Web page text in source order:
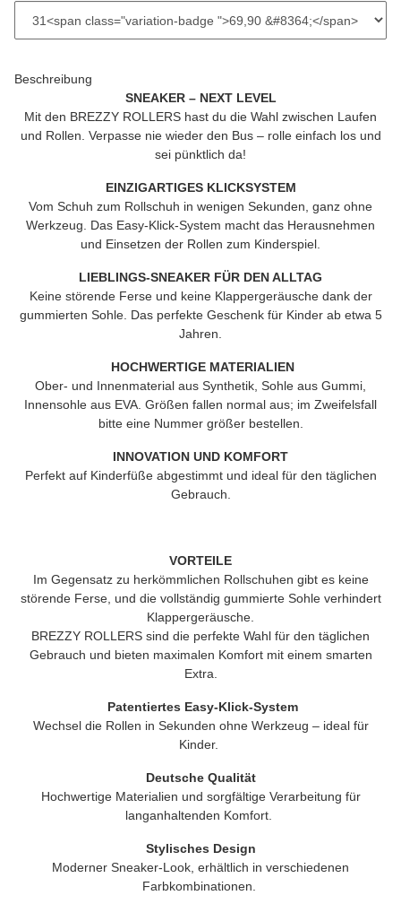
Beschreibung
SNEAKER – NEXT LEVEL
Mit den BREZZY ROLLERS hast du die Wahl zwischen Laufen
und Rollen. Verpasse nie wieder den Bus – rolle einfach los und
sei pünktlich da!
EINZIGARTIGES KLICKSYSTEM
Vom Schuh zum Rollschuh in wenigen Sekunden, ganz ohne
Werkzeug. Das Easy-Klick-System macht das Herausnehmen
und Einsetzen der Rollen zum Kinderspiel.
LIEBLINGS-SNEAKER FÜR DEN ALLTAG
Keine störende Ferse und keine Klappergeräusche dank der
gummierten Sohle. Das perfekte Geschenk für Kinder ab etwa 5
Jahren.
HOCHWERTIGE MATERIALIEN
Ober- und Innenmaterial aus Synthetik, Sohle aus Gummi,
Innensohle aus EVA. Größen fallen normal aus; im Zweifelsfall
bitte eine Nummer größer bestellen.
INNOVATION UND KOMFORT
Perfekt auf Kinderfüße abgestimmt und ideal für den täglichen
Gebrauch.
VORTEILE
Im Gegensatz zu herkömmlichen Rollschuhen gibt es keine
störende Ferse, und die vollständig gummierte Sohle verhindert
Klappergeräusche.
BREZZY ROLLERS sind die perfekte Wahl für den täglichen
Gebrauch und bieten maximalen Komfort mit einem smarten
Extra.
Patentiertes Easy-Klick-System
Wechsel die Rollen in Sekunden ohne Werkzeug – ideal für
Kinder.
Deutsche Qualität
Hochwertige Materialien und sorgfältige Verarbeitung für
langanhaltenden Komfort.
Stylisches Design
Moderner Sneaker-Look, erhältlich in verschiedenen
Farbkombinationen.